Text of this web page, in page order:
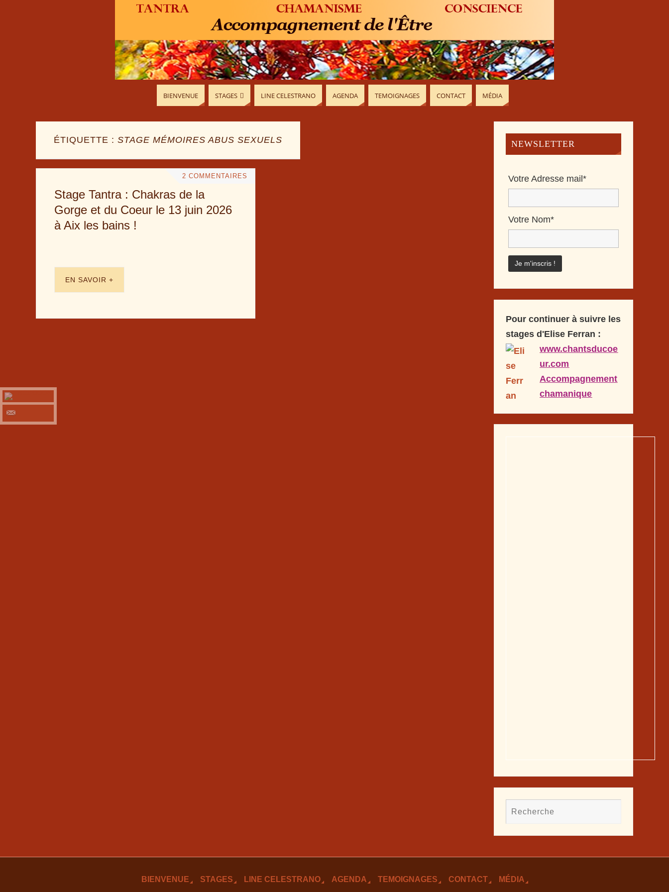
BIENVENUE STAGES LINE CELESTRANO AGENDA TEMOIGNAGES CONTACT MÉDIA
ÉTIQUETTE : STAGE MÉMOIRES ABUS SEXUELS
2 COMMENTAIRES
Stage Tantra : Chakras de la
Gorge et du Coeur le 13 juin 2026
à Aix les bains !
EN SAVOIR +
NEWSLETTER
Votre Adresse mail*
Votre Nom*
Pour continuer à suivre les
stages d'Elise Ferran :
www.chantsducoe
ur.com
Accompagnement
chamanique
BIENVENUE STAGES LINE CELESTRANO AGENDA TEMOIGNAGES CONTACT MÉDIA